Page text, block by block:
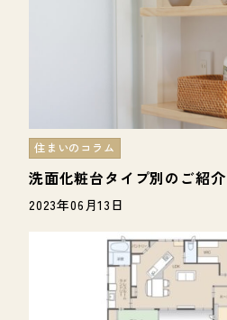
洗面化粧台タイプ別のご紹介
住まいのコラム
2023年06月13日